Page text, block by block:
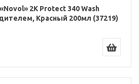
2К Protect 340 Wash
Красный 200мл (37219)